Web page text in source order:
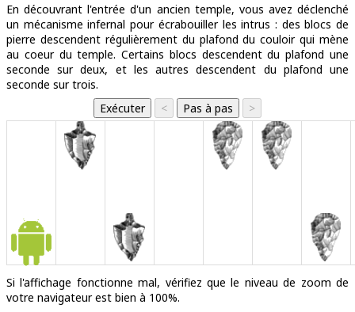
En découvrant l'entrée d'un ancien temple, vous avez déclenché
un mécanisme infernal pour écrabouiller les intrus : des blocs de
pierre descendent régulièrement du plafond du couloir qui mène
au coeur du temple. Certains blocs descendent du plafond une
seconde sur deux, et les autres descendent du plafond une
seconde sur trois.
Si l'affichage fonctionne mal, vérifiez que le niveau de zoom de
votre navigateur est bien à 100%.